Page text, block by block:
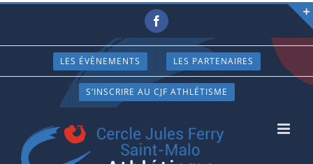
Passer
contenu
Facebook
LES ÉVÈNEMENTS LES PARTENAIRES
S’INSCRIRE AU CJF ATHLÉTISME